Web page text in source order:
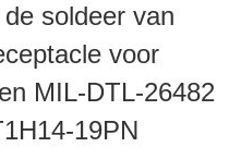
soldeer van
voor
MIL-DTL-26482
19PN